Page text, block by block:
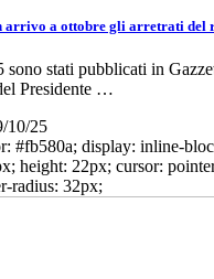
arrivo a ottobre gli arretrati del
sono stati pubblicati in
Presidente …
10/25
#fb580a; display: inline-
height: 22px; cursor:
radius: 32px;